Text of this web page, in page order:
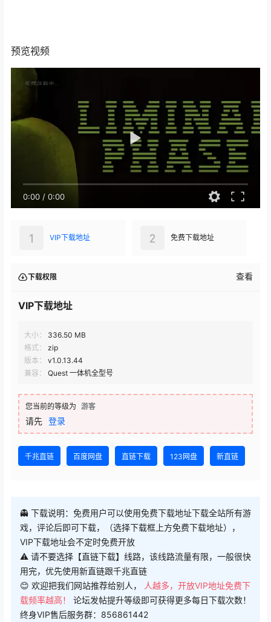
预览视频
0:00 / 0:00
VIP下载地址
1 免费下载地址
2
下载权限 查看
VIP下载地址
大小：
336.50 MB
格式：
zip
版本：
v1.0.13.44
兼容：
Quest 一体机全型号
您当前的等级为 游客
请先 登录
千兆直链 百度网盘 直链下载 123网盘 新直链
👻 下载说明：免费用户可以使用免费下载地址下载全站所有游
戏，评论后即可下载，（选择下载框上方免费下载地址），
VIP下载地址会不定时免费开放
⚠ 请不要选择【直链下载】线路，该线路流量有限，一般很快
用完，优先使用新直链跟千兆直链
😊 欢迎把我们网站推荐给别人，
人越多，开放VIP地址免费下
载频率越高！ 论坛发帖提升等级即可获得更多每日下载次数！
终身VIP售后服务群：856861442